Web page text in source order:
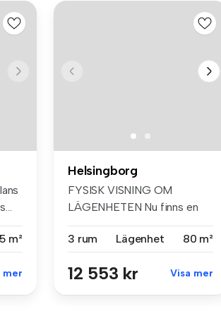
m²
mer
Helsingborg
FYSISK VISNING OM
LÄGENHETEN Nu finns en
3 rum
Lägenhet 80 m²
12 553 kr Visa mer